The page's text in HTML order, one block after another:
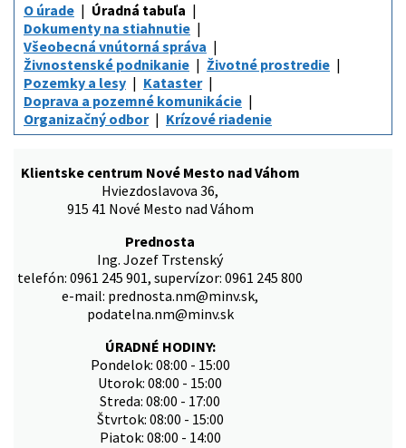
O úrade
Úradná tabuľa
Dokumenty na stiahnutie
Všeobecná vnútorná správa
Živnostenské podnikanie
Životné prostredie
Pozemky a lesy
Kataster
Doprava a pozemné komunikácie
Organizačný odbor
Krízové riadenie
Klientske centrum Nové Mesto nad Váhom
Hviezdoslavova 36,
915 41 Nové Mesto nad Váhom
Prednosta
Ing. Jozef Trstenský
telefón: 0961 245 901, supervízor: 0961 245 800
e-mail: prednosta.nm@minv.sk,
podatelna.nm@minv.sk
ÚRADNÉ HODINY:
Pondelok: 08:00 - 15:00
Utorok: 08:00 - 15:00
Streda: 08:00 - 17:00
Štvrtok: 08:00 - 15:00
Piatok: 08:00 - 14:00